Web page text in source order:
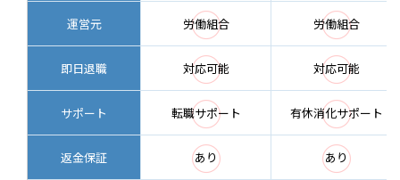
運営元 ◯
労働組合 ◯
労働組合
即日退職 ◯
対応可能 ◯
対応可能
サポート ◯
転職サポート ◯
有休消化サポート
返金保証 ◯
あり ◯
あり